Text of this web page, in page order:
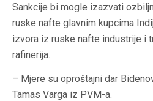
Sankcije bi mogle izazvati
ruske nafte glavnim kupcima
izvora iz ruske nafte industrije i
rafinerija.
– Mjere su oproštajni dar
Tamas Varga iz PVM-a.